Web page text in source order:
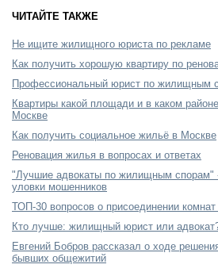
ЧИТАЙТЕ ТАКЖЕ
Не ищите жилищного юриста по рекламе
Как получить хорошую квартиру по
Профессиональный юрист по жилищным
Квартиры какой площади и в каком
Москве
Как получить социальное жильё в Москве
Реновация жилья в вопросах и ответах
"Лучшие адвокаты по жилищным спорам"
уловки мошенников
ТОП-30 вопросов о присоединении
Кто лучше: жилищный юрист или
Евгений Бобров рассказал о ходе
бывших общежитий